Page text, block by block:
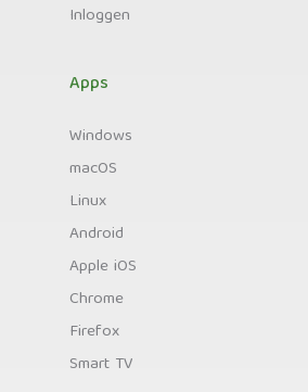
Inloggen
Apps
Windows
macOS
Linux
Android
Apple iOS
Chrome
Firefox
Smart TV